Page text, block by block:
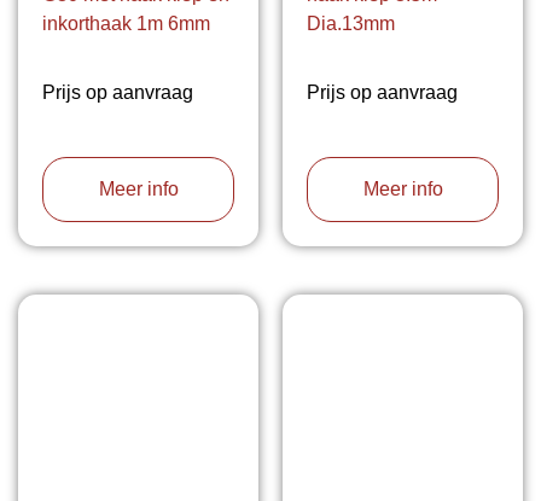
inkorthaak 1m 6mm
Prijs op aanvraag
Meer info
Dia.13mm
Prijs op aanvraag
Meer info